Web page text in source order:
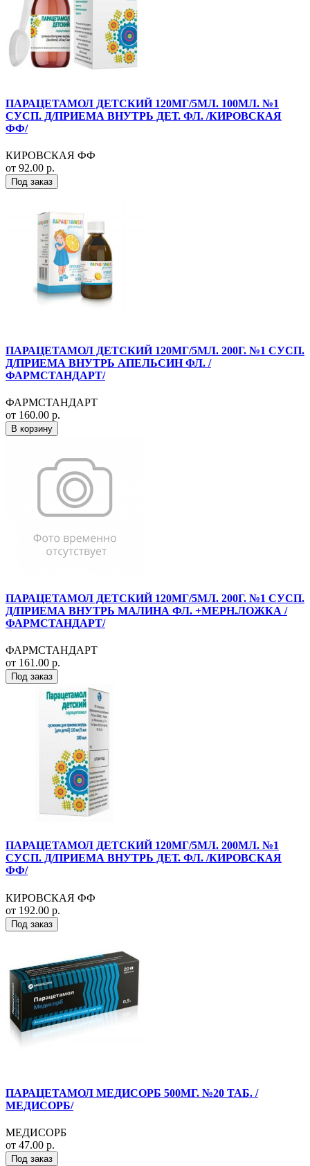
ПАРАЦЕТАМОЛ ДЕТСКИЙ 120МГ/5МЛ. 100МЛ. №1
СУСП. Д/ПРИЕМА ВНУТРЬ ДЕТ. ФЛ. /КИРОВСКАЯ
ФФ/
КИРОВСКАЯ ФФ
от 92.00 р.
Под заказ
ПАРАЦЕТАМОЛ ДЕТСКИЙ 120МГ/5МЛ. 200Г. №1 СУСП.
Д/ПРИЕМА ВНУТРЬ АПЕЛЬСИН ФЛ. /
ФАРМСТАНДАРТ/
ФАРМСТАНДАРТ
от 160.00 р.
В корзину
ПАРАЦЕТАМОЛ ДЕТСКИЙ 120МГ/5МЛ. 200Г. №1 СУСП.
Д/ПРИЕМА ВНУТРЬ МАЛИНА ФЛ. +МЕРН.ЛОЖКА /
ФАРМСТАНДАРТ/
ФАРМСТАНДАРТ
от 161.00 р.
Под заказ
ПАРАЦЕТАМОЛ ДЕТСКИЙ 120МГ/5МЛ. 200МЛ. №1
СУСП. Д/ПРИЕМА ВНУТРЬ ДЕТ. ФЛ. /КИРОВСКАЯ
ФФ/
КИРОВСКАЯ ФФ
от 192.00 р.
Под заказ
ПАРАЦЕТАМОЛ МЕДИСОРБ 500МГ. №20 ТАБ. /
МЕДИСОРБ/
МЕДИСОРБ
от 47.00 р.
Под заказ